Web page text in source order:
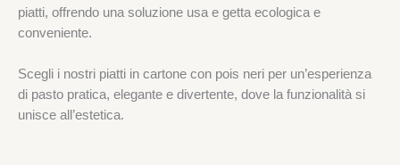
piatti, offrendo una soluzione usa e getta ecologica e
conveniente.
Scegli i nostri piatti in cartone con pois neri per un’esperienza
di pasto pratica, elegante e divertente, dove la funzionalità si
unisce all’estetica.